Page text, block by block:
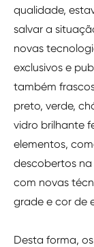
qualidade,
salvar a
novas
exclusivos e
também
preto, verde,
vidro brilhante
elementos,
descobertos
com novas
grade e cor de
Desta forma,